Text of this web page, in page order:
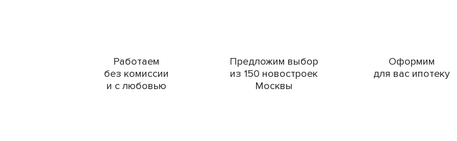
Работаем
без комиссии
и с любовью
Предложим выбор
из 150 новостроек
Москвы
Оформим
для вас ипотеку